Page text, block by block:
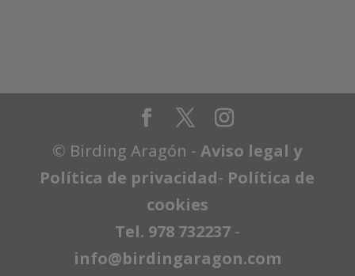
© Birding Aragón -Aviso legal y
Política de privacidad- Política de
cookies
Tel. 978 732237 -
info@birdingaragon.com